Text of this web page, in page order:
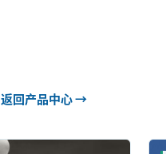
返回产品中心 →